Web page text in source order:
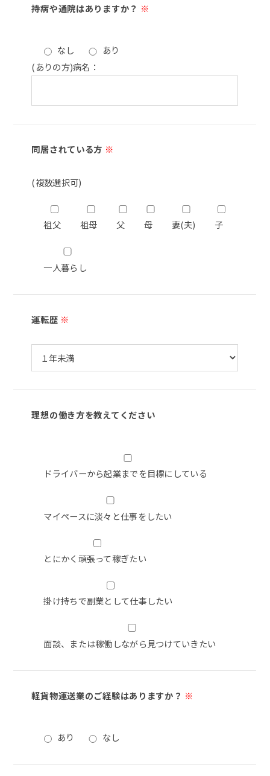
持病や通院はありますか？ ※
なし
あり
(ありの方)病名：
同居されている方 ※
(複数選択可)
祖父 祖母 父 母 妻(夫) 子
一人暮らし
運転歴 ※
理想の働き方を教えてください
ドライバーから起業までを目標にしている
マイペースに淡々と仕事をしたい
とにかく頑張って稼ぎたい
掛け持ちで副業として仕事したい
面談、または稼働しながら見つけていきたい
軽貨物運送業のご経験はありますか？ ※
あり なし